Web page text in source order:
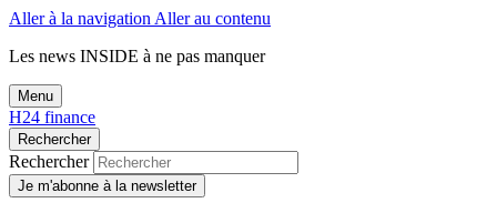
Aller à la navigation Aller au contenu
Les news INSIDE à ne pas manquer
Menu
H24 finance
Rechercher
Rechercher
Je m'abonne à la newsletter